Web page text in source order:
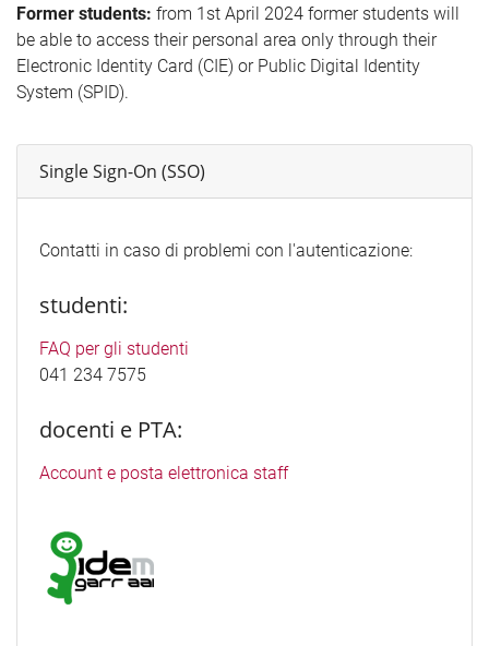
Former students: from 1st April 2024 former students will
be able to access their personal area only through their
Electronic Identity Card (CIE) or Public Digital Identity
System (SPID).
Single Sign-On (SSO)
Contatti in caso di problemi con l'autenticazione:
studenti:
FAQ per gli studenti
041 234 7575
docenti e PTA:
Account e posta elettronica staff